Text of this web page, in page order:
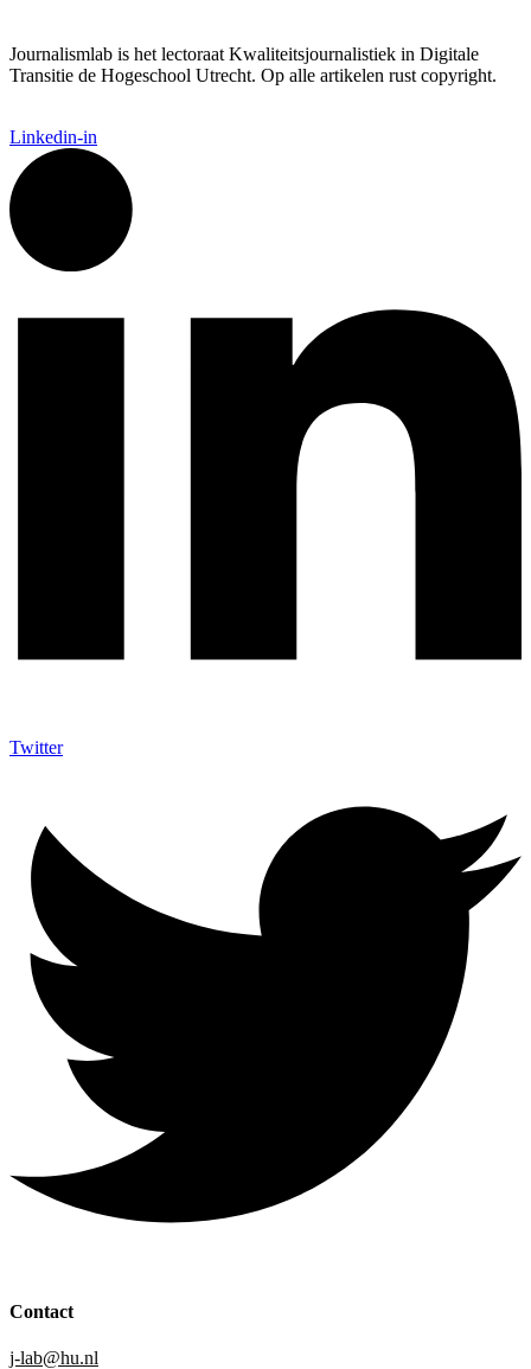
Journalismlab is het lectoraat Kwaliteitsjournalistiek in Digitale
Transitie de Hogeschool Utrecht. Op alle artikelen rust copyright.
Linkedin-in
Twitter
Contact
j-lab@hu.nl